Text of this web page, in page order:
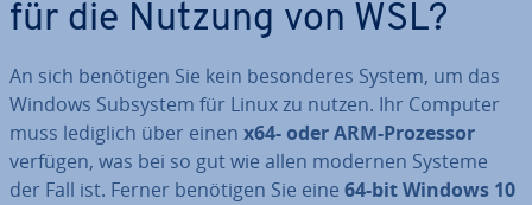
für die Nutzung von WSL?
An sich benötigen Sie kein be­son­de­res System, um das
Windows Subsystem für Linux zu nutzen. Ihr Computer
muss lediglich über einen x64- oder ARM-Prozessor
verfügen, was bei so gut wie allen modernen Systeme
der Fall ist. Ferner benötigen Sie eine 64-bit Windows 10